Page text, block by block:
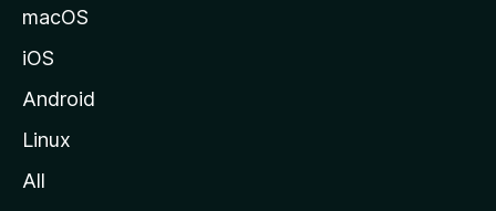
macOS
iOS
Android
Linux
All